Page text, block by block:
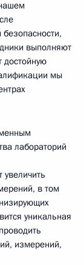
выполняют
достойную
мы
лабораторий
увеличить
в том
уникальная
измерений,